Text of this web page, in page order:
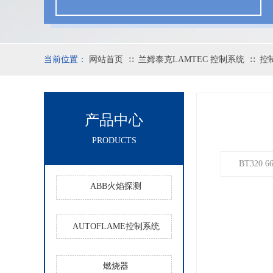
当前位置： 网站首页 ∷ 兰姆泰克LAMTEC 控制系统 ∷ 控
产品中心
PRODUCTS
ABB火焰探测
AUTOFLAME控制系统
燃烧器
BT320